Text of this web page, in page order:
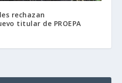
rechazan
titular de PROEPA